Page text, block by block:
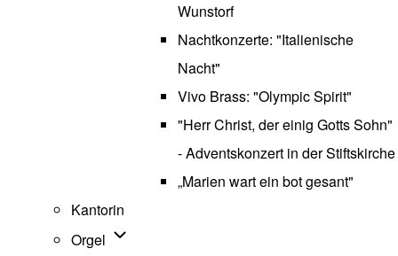
Wunstorf
Nachtkonzerte: "Italienische
Nacht"
Vivo Brass: "Olympic Spirit"
"Herr Christ, der einig Gotts Sohn"
- Adventskonzert in der Stiftskirche
„Marien wart ein bot gesant"
Kantorin
Orgel Unternavigation von Orgel